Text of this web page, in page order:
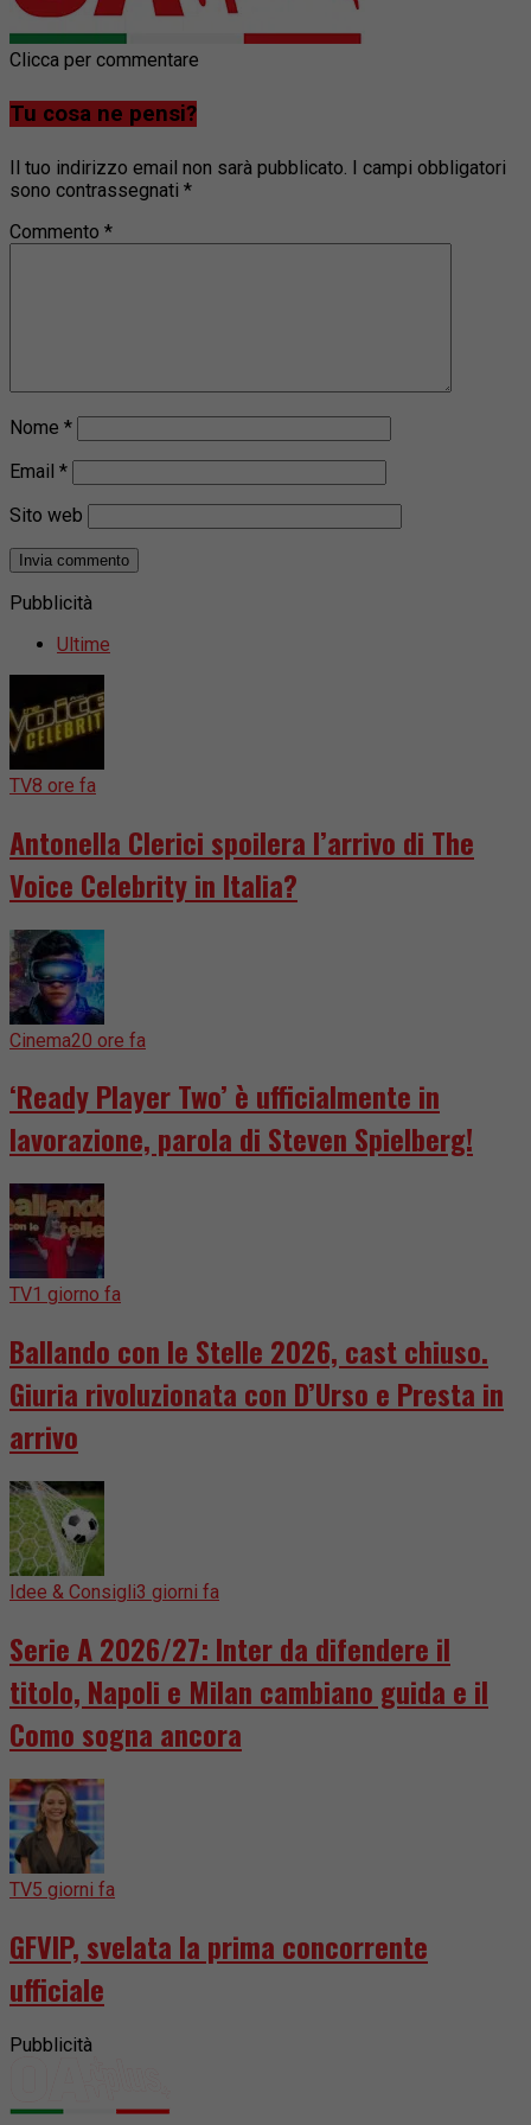
Clicca per commentare
Tu cosa ne pensi?
Il tuo indirizzo email non sarà pubblicato. I campi obbligatori
sono contrassegnati *
Commento *
Nome *
Email *
Sito web
Pubblicità
Ultime
TV8 ore fa
Antonella Clerici spoilera l’arrivo di The
Voice Celebrity in Italia?
Cinema20 ore fa
‘Ready Player Two’ è ufficialmente in
lavorazione, parola di Steven Spielberg!
TV1 giorno fa
Ballando con le Stelle 2026, cast chiuso.
Giuria rivoluzionata con D’Urso e Presta in
arrivo
Idee & Consigli3 giorni fa
Serie A 2026/27: Inter da difendere il
titolo, Napoli e Milan cambiano guida e il
Como sogna ancora
TV5 giorni fa
GFVIP, svelata la prima concorrente
ufficiale
Pubblicità